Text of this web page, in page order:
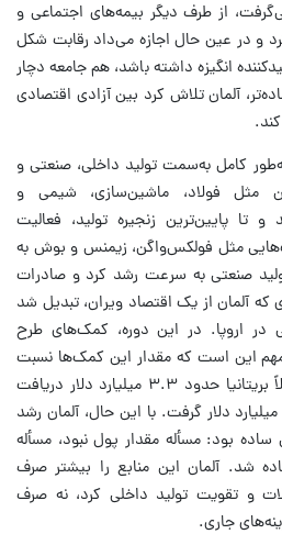
از طرف دیگر بیمه‌های اجتماعی و
و در عین حال اجازه می‌داد رقابت شکل
انگیزه داشته باشد، هم جامعه دچار
آلمان تلاش کرد بین آزادی اقتصادی
کامل به‌سمت تولید داخلی، صنعتی و
مثل فولاد، ماشین‌سازی، شیمی و
تا پایین‌ترین زنجیره تولید، فعالیت
مثل فولکس‌واگن، زیمنس و بوش به
صنعتی به سرعت رشد کرد و صادرات
آلمان از یک اقتصاد ویران، تبدیل شد
در اروپا. در این دوره، کمک‌های طرح
این است که مقدار این کمک‌ها نسبت
به برخی کشورها کمتر بود. مثلاً بریتانیا حدود ۳.۳ میلیارد دلار دریافت
کرد، درحالی‌که آلمان حدود ۱.۴ میلیارد دلار گرفت. با این حال، آلمان رشد
بود: مسأله مقدار پول نبود، مسأله
شد. آلمان این منابع را بیشتر صرف
و تقویت تولید داخلی کرد، نه صرف
جاری.